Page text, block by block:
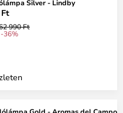
Silver - Lindby
990 Ft
36%